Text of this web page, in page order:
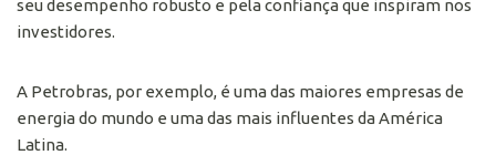
seu desempenho robusto e pela confiança que inspiram nos
investidores.
A Petrobras, por exemplo, é uma das maiores empresas de
energia do mundo e uma das mais influentes da América
Latina.